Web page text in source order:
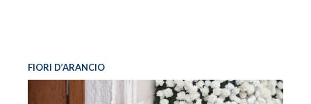
FIORI D’ARANCIO